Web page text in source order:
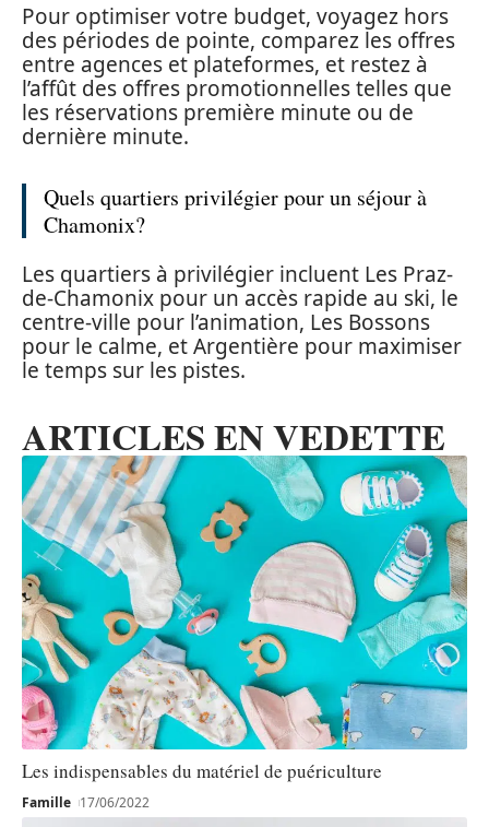
Pour optimiser votre budget, voyagez hors
des périodes de pointe, comparez les offres
entre agences et plateformes, et restez à
l’affût des offres promotionnelles telles que
les réservations première minute ou de
dernière minute.
Quels quartiers privilégier pour un séjour à
Chamonix?
Les quartiers à privilégier incluent Les Praz-
de-Chamonix pour un accès rapide au ski, le
centre-ville pour l’animation, Les Bossons
pour le calme, et Argentière pour maximiser
le temps sur les pistes.
ARTICLES EN VEDETTE
Les indispensables du matériel de puériculture
Famille 17/06/2022